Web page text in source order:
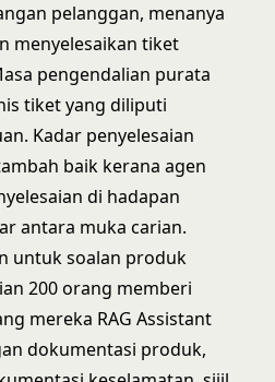
pelanggan, menanya
menyelesaikan tiket
pengendalian purata
tiket yang diliputi
Kadar penyelesaian
baik kerana agen
di hadapan
antara muka carian.
untuk soalan produk
200 orang memberi
mereka RAG Assistant
dokumentasi produk,